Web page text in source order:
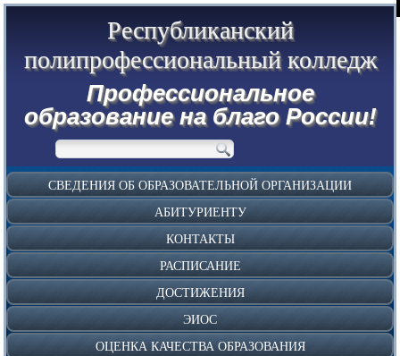
Республиканский
полипрофессиональный колледж
Профессиональное
образование на благо России!
СВЕДЕНИЯ ОБ ОБРАЗОВАТЕЛЬНОЙ ОРГАНИЗАЦИИ
АБИТУРИЕНТУ
КОНТАКТЫ
РАСПИСАНИЕ
ДОСТИЖЕНИЯ
ЭИОС
ОЦЕНКА КАЧЕСТВА ОБРАЗОВАНИЯ